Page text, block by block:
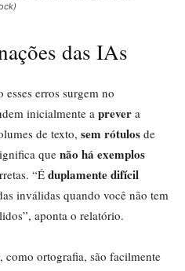
das IAs
erros surgem no
inicialmente a prever a
de texto, sem rótulos de
que não há exemplos
“É duplamente difícil
inválidas quando você não tem
aponta o relatório.
como ortografia, são facilmente